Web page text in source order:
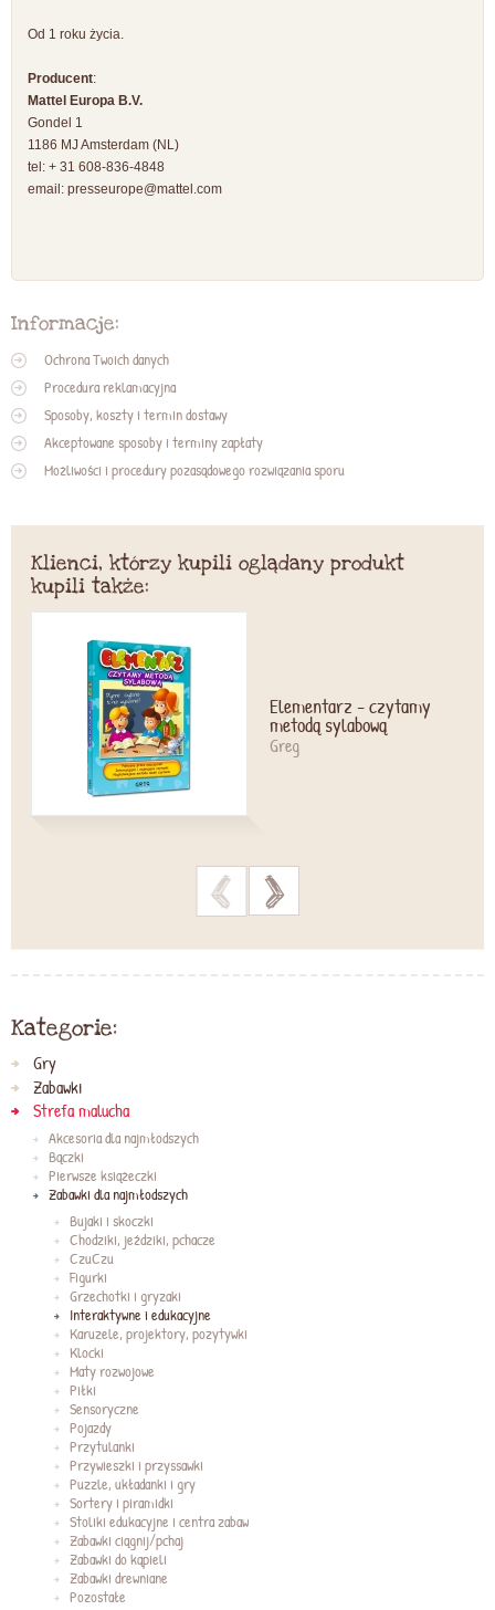
Od 1 roku życia.
Producent:
Mattel Europa B.V.
Gondel 1
1186 MJ Amsterdam (NL)
tel: + 31 608-836-4848
email: presseurope@mattel.com
Informacje:
Ochrona Twoich danych
Procedura reklamacyjna
Sposoby, koszty i termin dostawy
Akceptowane sposoby i terminy zapłaty
Możliwości i procedury pozasądowego rozwiązania sporu
Klienci, którzy kupili oglądany produkt
kupili także:
Elementarz - czytamy
metodą sylabową
Greg
> >
Kategorie:
Gry
Zabawki
Strefa malucha
Akcesoria dla najmłodszych
Bączki
Pierwsze książeczki
Zabawki dla najmłodszych
Bujaki i skoczki
Chodziki, jeździki, pchacze
CzuCzu
Figurki
Grzechotki i gryzaki
Interaktywne i edukacyjne
Karuzele, projektory, pozytywki
Klocki
Maty rozwojowe
Piłki
Sensoryczne
Pojazdy
Przytulanki
Przywieszki i przyssawki
Puzzle, układanki i gry
Sortery i piramidki
Stoliki edukacyjne i centra zabaw
Zabawki ciągnij/pchaj
Zabawki do kąpieli
Zabawki drewniane
Pozostałe